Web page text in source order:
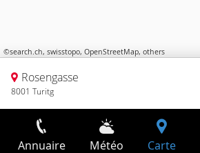
©search.ch, swisstopo, OpenStreetMap, others
Rosengasse
8001 Turitg
Annuaire Météo Carte